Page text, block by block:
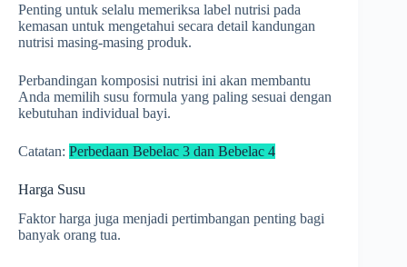
Penting untuk selalu memeriksa label nutrisi pada
kemasan untuk mengetahui secara detail kandungan
nutrisi masing-masing produk.
Perbandingan komposisi nutrisi ini akan membantu
Anda memilih susu formula yang paling sesuai dengan
kebutuhan individual bayi.
Catatan: Perbedaan Bebelac 3 dan Bebelac 4
Harga Susu
Faktor harga juga menjadi pertimbangan penting bagi
banyak orang tua.